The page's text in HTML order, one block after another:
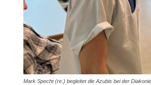
Mark Specht (re.) begleitet die Azubis bei der